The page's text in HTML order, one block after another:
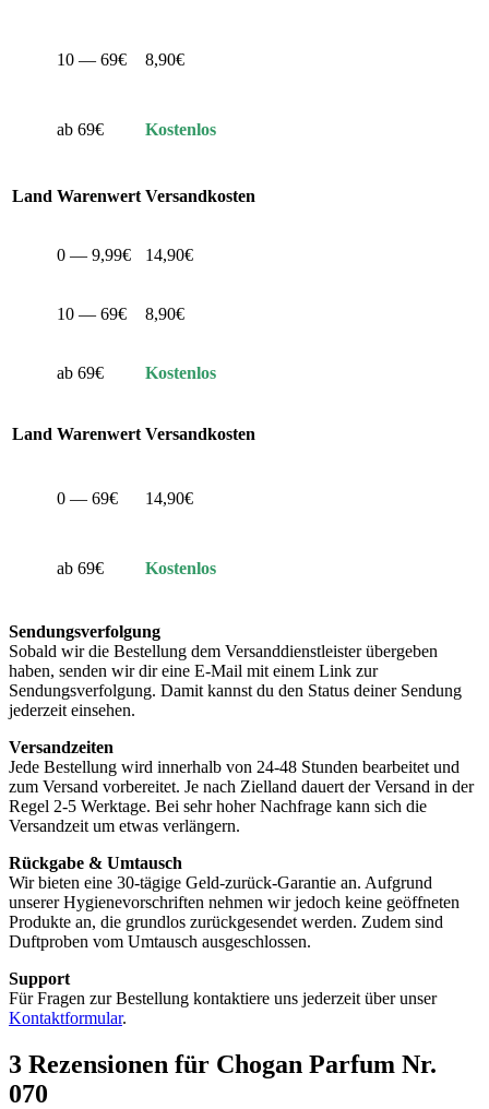
10 — 69€ 8,90€
ab 69€ Kostenlos
Land Warenwert Versandkosten
0 — 9,99€ 14,90€
10 — 69€ 8,90€
ab 69€ Kostenlos
Land Warenwert Versandkosten
0 — 69€ 14,90€
ab 69€ Kostenlos
Sendungsverfolgung
Sobald wir die Bestellung dem Versanddienstleister übergeben
haben, senden wir dir eine E-Mail mit einem Link zur
Sendungsverfolgung. Damit kannst du den Status deiner Sendung
jederzeit einsehen.
Versandzeiten
Jede Bestellung wird innerhalb von 24-48 Stunden bearbeitet und
zum Versand vorbereitet. Je nach Zielland dauert der Versand in der
Regel 2-5 Werktage. Bei sehr hoher Nachfrage kann sich die
Versandzeit um etwas verlängern.
Rückgabe & Umtausch
Wir bieten eine 30-tägige Geld-zurück-Garantie an. Aufgrund
unserer Hygienevorschriften nehmen wir jedoch keine geöffneten
Produkte an, die grundlos zurückgesendet werden. Zudem sind
Duftproben vom Umtausch ausgeschlossen.
Support
Für Fragen zur Bestellung kontaktiere uns jederzeit über unser
Kontaktformular.
3 Rezensionen für Chogan Parfum Nr.
070